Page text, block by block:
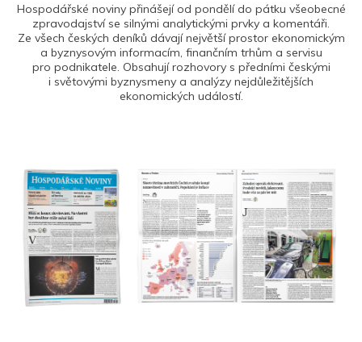
Hospodářské noviny přinášejí od pondělí do pátku všeobecné
zpravodajství se silnými analytickými prvky a komentáři.
Ze všech českých deníků dávají největší prostor ekonomickým
a byznysovým informacím, finančním trhům a servisu
pro podnikatele. Obsahují rozhovory s předními českými
i světovými byznysmeny a analýzy nejdůležitějších
ekonomických událostí.